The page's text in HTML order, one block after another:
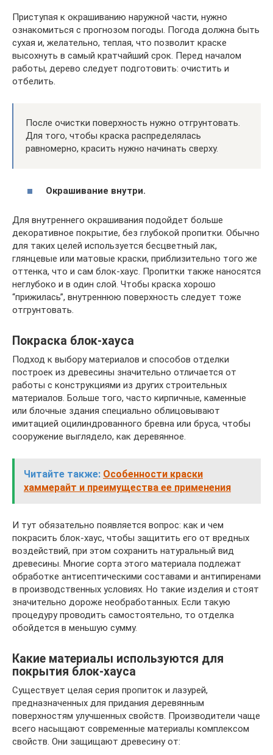
Приступая к окрашиванию наружной части, нужно
ознакомиться с прогнозом погоды. Погода должна быть
сухая и, желательно, теплая, что позволит краске
высохнуть в самый кратчайший срок. Перед началом
работы, дерево следует подготовить: очистить и
отбелить.
После очистки поверхность нужно отгрунтовать.
Для того, чтобы краска распределялась
равномерно, красить нужно начинать сверху.
Окрашивание внутри.
Для внутреннего окрашивания подойдет больше
декоративное покрытие, без глубокой пропитки. Обычно
для таких целей используется бесцветный лак,
глянцевые или матовые краски, приблизительно того же
оттенка, что и сам блок-хаус. Пропитки также наносятся
неглубоко и в один слой. Чтобы краска хорошо
“прижилась”, внутреннюю поверхность следует тоже
отгрунтовать.
Покраска блок-хауса
Подход к выбору материалов и способов отделки
построек из древесины значительно отличается от
работы с конструкциями из других строительных
материалов. Больше того, часто кирпичные, каменные
или блочные здания специально облицовывают
имитацией оцилиндрованного бревна или бруса, чтобы
сооружение выглядело, как деревянное.
Читайте также: Особенности краски
хаммерайт и преимущества ее применения
И тут обязательно появляется вопрос: как и чем
покрасить блок-хаус, чтобы защитить его от вредных
воздействий, при этом сохранить натуральный вид
древесины. Многие сорта этого материала подлежат
обработке антисептическими составами и антипиренами
в производственных условиях. Но такие изделия и стоят
значительно дороже необработанных. Если такую
процедуру проводить самостоятельно, то отделка
обойдется в меньшую сумму.
Какие материалы используются для
покрытия блок-хауса
Существует целая серия пропиток и лазурей,
предназначенных для придания деревянным
поверхностям улучшенных свойств. Производители чаще
всего насыщают современные материалы комплексом
свойств. Они защищают древесину от: